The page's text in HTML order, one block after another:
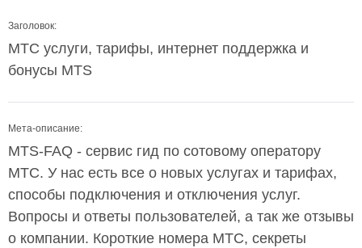
Заголовок:
МТС услуги, тарифы, интернет поддержка и
бонусы MTS
Мета-описание:
MTS-FAQ - сервис гид по сотовому оператору
МТС. У нас есть все о новых услугах и тарифах,
способы подключения и отключения услуг.
Вопросы и ответы пользователей, а так же отзывы
о компании. Короткие номера МТС, секреты